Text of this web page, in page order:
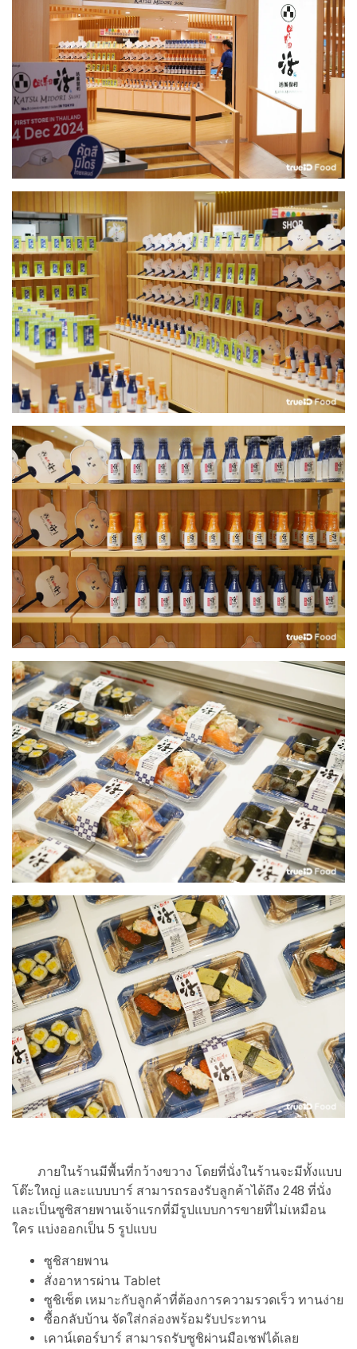
ภายในร้านมีพื้นที่กว้างขวาง โดยที่นั่งในร้านจะมีทั้งแบบ
โต๊ะใหญ่ และแบบบาร์ สามารถรองรับลูกค้าได้ถึง 248 ที่นั่ง
และเป็นซูซิสายพานเจ้าแรกที่มีรูปแบบการขายที่ไม่เหมือน
ใคร แบ่งออกเป็น 5 รูปแบบ
ซูชิสายพาน
สั่งอาหารผ่าน Tablet
ซูชิเซ็ต เหมาะกับลูกค้าที่ต้องการความรวดเร็ว ทานง่าย
ซื้อกลับบ้าน จัดใส่กล่องพร้อมรับประทาน
เคาน์เตอร์บาร์ สามารถรับซูชิผ่านมือเชฟได้เลย